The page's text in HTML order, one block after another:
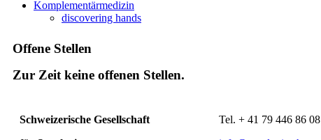
Komplementärmedizin
discovering hands
Offene Stellen
Zur Zeit keine offenen Stellen.
Schweizerische Gesellschaft
Tel. + 41 79 446 86 08